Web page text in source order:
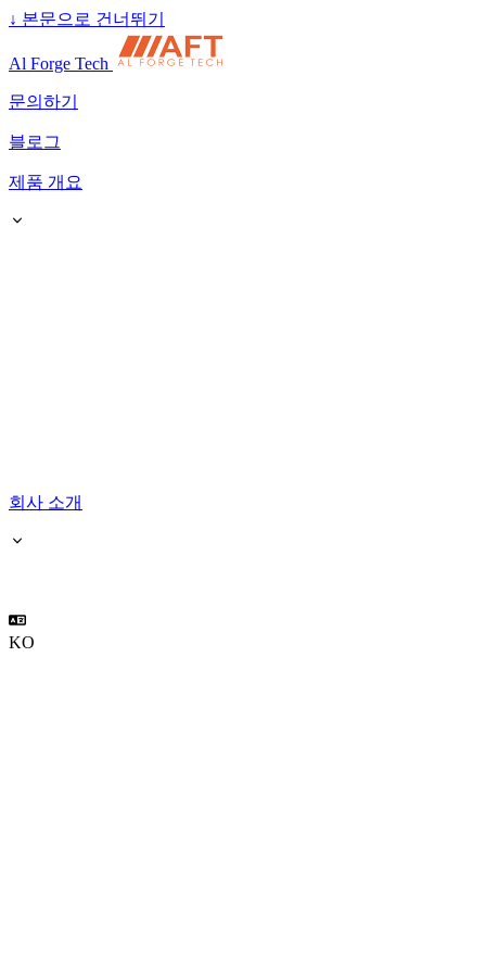
↓ 본문으로 건너뛰기
Al Forge Tech
문의하기
블로그
제품 개요
회사 소개
KO